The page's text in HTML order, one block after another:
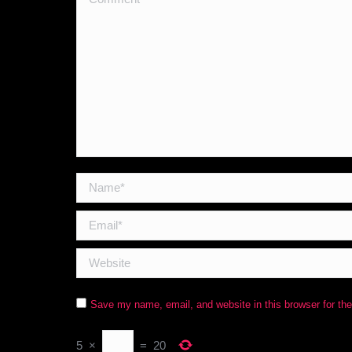
Name *
Email *
Website
Save my name, email, and website in this browser for
5 × = 20